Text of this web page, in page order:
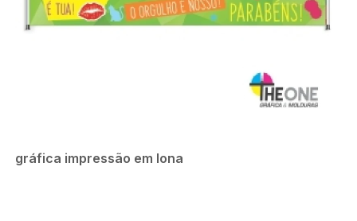
gráfica impressão em lona